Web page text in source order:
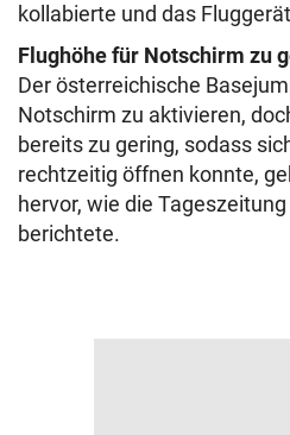
kollabierte und das
Flughöhe für Notschirm zu
Der österreichische
Notschirm zu aktivieren,
bereits zu gering, sodass
rechtzeitig öffnen konnte,
hervor, wie die Tageszeitung
berichtete.